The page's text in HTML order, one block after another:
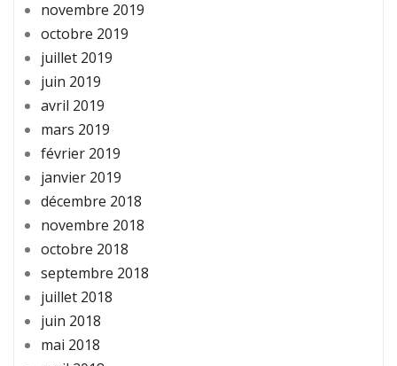
novembre 2019
octobre 2019
juillet 2019
juin 2019
avril 2019
mars 2019
février 2019
janvier 2019
décembre 2018
novembre 2018
octobre 2018
septembre 2018
juillet 2018
juin 2018
mai 2018